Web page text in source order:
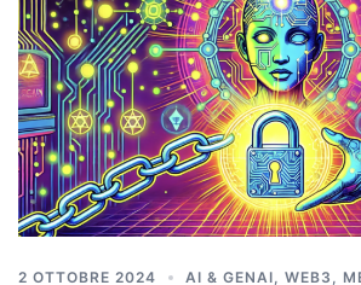
2 OTTOBRE 2024 AI & GENAI WEB3,